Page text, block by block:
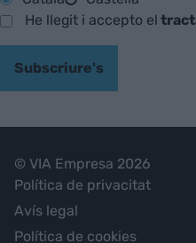
He llegit i accepto el
Subscriure's
© VIA Empresa 2026
Política de privacitat
Avís legal
Política de cookies